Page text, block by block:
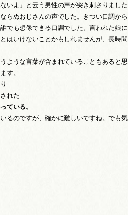
いよ」と云う男性の声が突き刺さりまし
らぬおじさんの声でした。きつい口調か
でも想像できる口調でした。言われた娘
はいけないことかもしれませんが、長時
ような言葉が含まれていることもあると
す。
れた
ている。
るのですが、確かに難しいですね。でも